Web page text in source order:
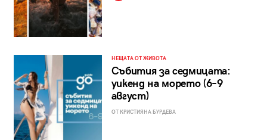
НЕЩАТА ОТ ЖИВОТА
Събития за седмицата:
уикенд на морето (6–9
август)
ОТ КРИСТИЯНА БУРДЕВА